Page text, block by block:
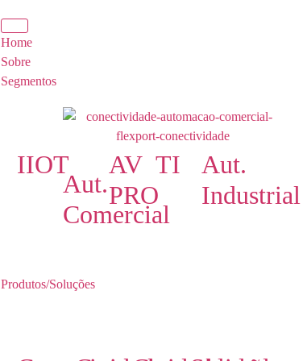
Home
Sobre
Segmentos
IIOT
Aut.
Comercial
AV
PRO
TI
Aut.
Industrial
Produtos/Soluções